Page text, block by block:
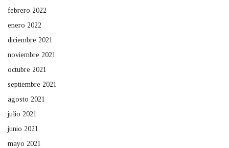
febrero 2022
enero 2022
diciembre 2021
noviembre 2021
octubre 2021
septiembre 2021
agosto 2021
julio 2021
junio 2021
mayo 2021